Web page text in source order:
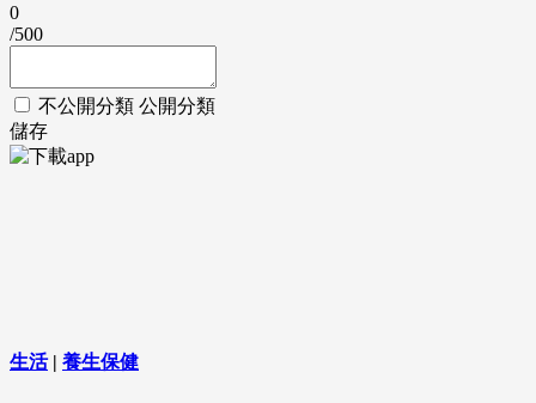
0
/500
不公開分類 公開分類
儲存
生活| 養生保健